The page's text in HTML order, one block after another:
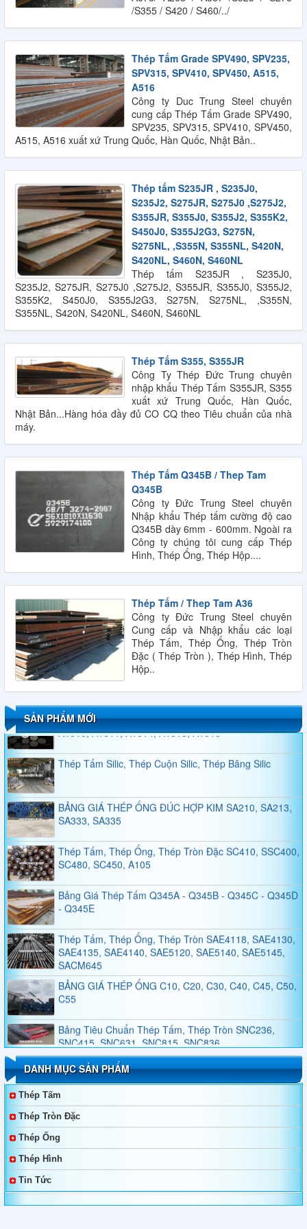
/S355 / S420 / S460/../
Thép Tấm Grade SPV490, SPV235,
SPV315, SPV410, SPV450, A515,
A516
Công ty Duc Trung Steel chuyên
cung cấp Thép Tấm Grade SPV490,
SPV235, SPV315, SPV410, SPV450,
A515, A516 xuất xứ Trung Quốc, Hàn Quốc, Nhật Bản..
Thép tấm S235JR , S235J0,
S235J2, S275JR, S275J0 ,S275J2,
S355JR, S355J0, S355J2, S355K2,
S450J0, S355J2G3, S275N,
S275NL, ,S355N, S355NL, S420N,
S420NL, S460N, S460NL
Thép tấm S235JR , S235J0,
S235J2, S275JR, S275J0 ,S275J2, S355JR, S355J0, S355J2,
S355K2, S450J0, S355J2G3, S275N, S275NL, ,S355N,
S355NL, S420N, S420NL, S460N, S460NL
Thép Tấm S355, S355JR
Công Ty Thép Đức Trung chuyên
nhập khẩu Thép Tấm S355JR, S355
xuất xứ Trung Quốc, Hàn Quốc,
Nhật Bản...Hàng hóa đầy đủ CO CQ theo Tiêu chuẩn của nhà
máy.
Thép Tấm Q345B / Thep Tam
Q345B
Công ty Đức Trung Steel chuyên
Nhập khẩu Thép tấm cường độ cao
Q345B dày 6mm - 600mm. Ngoài ra
Công ty chúng tôi cung cấp Thép
Hình, Thép Ống, Thép Hộp....
Thép Tấm / Thep Tam A36
Công ty Đức Trung Steel chuyên
Cung cấp và Nhập khẩu các loại
Thép Tấm, Thép Ống, Thép Tròn
Đặc ( Thép Tròn ), Thép Hình, Thép
Hộp..
SẢN PHẨM MỚI
QUY CÁCH THÉP HÌNH H
Thép Tấm, Thép Tròn Đặc, Thép Ống Đúc A101,
A1010, A1011, A1014, A1018, A1016
Thép Tấm Silic, Thép Cuộn Silic, Thép Băng Silic
BẢNG GIÁ THÉP ỐNG ĐÚC HỢP KIM SA210, SA213,
SA333, SA335
Thép Tấm, Thép Ống, Thép Tròn Đặc SC410, SSC400,
SC480, SC450, A105
Bảng Giá Thép Tấm Q345A - Q345B - Q345C - Q345D
- Q345E
Thép Tấm, Thép Ống, Thép Tròn SAE4118, SAE4130,
SAE4135, SAE4140, SAE5120, SAE5140, SAE5145,
SACM645
BẢNG GIÁ THÉP ỐNG C10, C20, C30, C40, C45, C50,
C55
Bảng Tiêu Chuẩn Thép Tấm, Thép Tròn SNC236,
SNC415, SNC631, SNC815, SNC836
Bảng Tiêu Chuẩn Thép Tấm, Thép Tròn SNCM220,
SNCM439, SNCM415, SNCM420, SNCM431
Thép Không Gỉ Duplex 2205, 2570
Thép Tấm, Thép Làm Khuôn, Thép Tròn Đặc SKT4,
SKT3, SKT6, 55NiCrMoV7, 45NiCrMo16
Bảng Giá Và Quy Cách Thép Hình V
DANH MỤC SẢN PHẨM
Thép Tấm
Thép Tròn Đặc
Thép Ống
Thép Hình
Tin Tức